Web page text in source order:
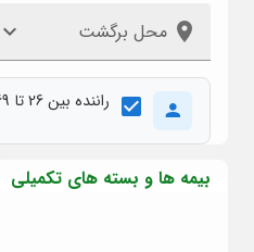
محل برگشت
راننده بین 26 تا 69 سال
بیمه ها و بسته های تکمیلی